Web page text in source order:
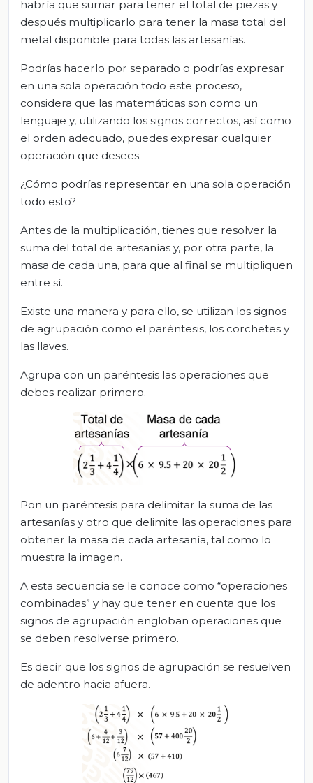
habría que sumar para tener el total de piezas y
después multiplicarlo para tener la masa total del
metal disponible para todas las artesanías.
Podrías hacerlo por separado o podrías expresar
en una sola operación todo este proceso,
considera que las matemáticas son como un
lenguaje y, utilizando los signos correctos, así como
el orden adecuado, puedes expresar cualquier
operación que desees.
¿Cómo podrías representar en una sola operación
todo esto?
Antes de la multiplicación, tienes que resolver la
suma del total de artesanías y, por otra parte, la
masa de cada una, para que al final se multipliquen
entre sí.
Existe una manera y para ello, se utilizan los signos
de agrupación como el paréntesis, los corchetes y
las llaves.
Agrupa con un paréntesis las operaciones que
debes realizar primero.
Pon un paréntesis para delimitar la suma de las
artesanías y otro que delimite las operaciones para
obtener la masa de cada artesanía, tal como lo
muestra la imagen.
A esta secuencia se le conoce como “operaciones
combinadas” y hay que tener en cuenta que los
signos de agrupación engloban operaciones que
se deben resolverse primero.
Es decir que los signos de agrupación se resuelven
de adentro hacia afuera.